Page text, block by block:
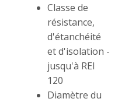
Classe de
résistance,
d'étanchéité
et d'isolation -
jusqu'à REI
120
Diamètre du